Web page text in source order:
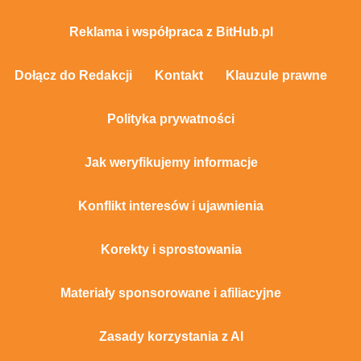
Reklama i współpraca z BitHub.pl
Dołącz do Redakcji Kontakt Klauzule prawne
Polityka prywatności
Jak weryfikujemy informacje
Konflikt interesów i ujawnienia
Korekty i sprostowania
Materiały sponsorowane i afiliacyjne
Zasady korzystania z AI